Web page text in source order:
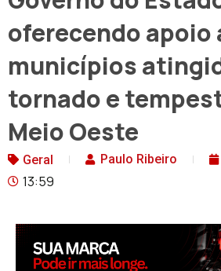
oferecendo apoio
municípios
tornado e
Meio Oeste
Geral Paulo Ribeiro
13:59